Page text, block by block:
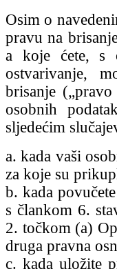
Osim o
pravu na
a koje ćete, s
ostvarivanje,
brisanje
osobnih
sljedećim
a. kada vaši
za koje su
b. kada
s člankom 6.
2. točkom (a)
druga pravna
c. kada uložite